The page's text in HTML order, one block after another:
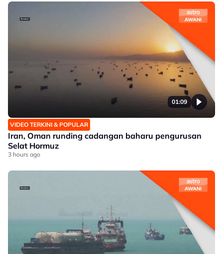
01:09
VIDEO TERKINI & POPULAR
Iran, Oman runding cadangan baharu pengurusan
Selat Hormuz
3 hours ago